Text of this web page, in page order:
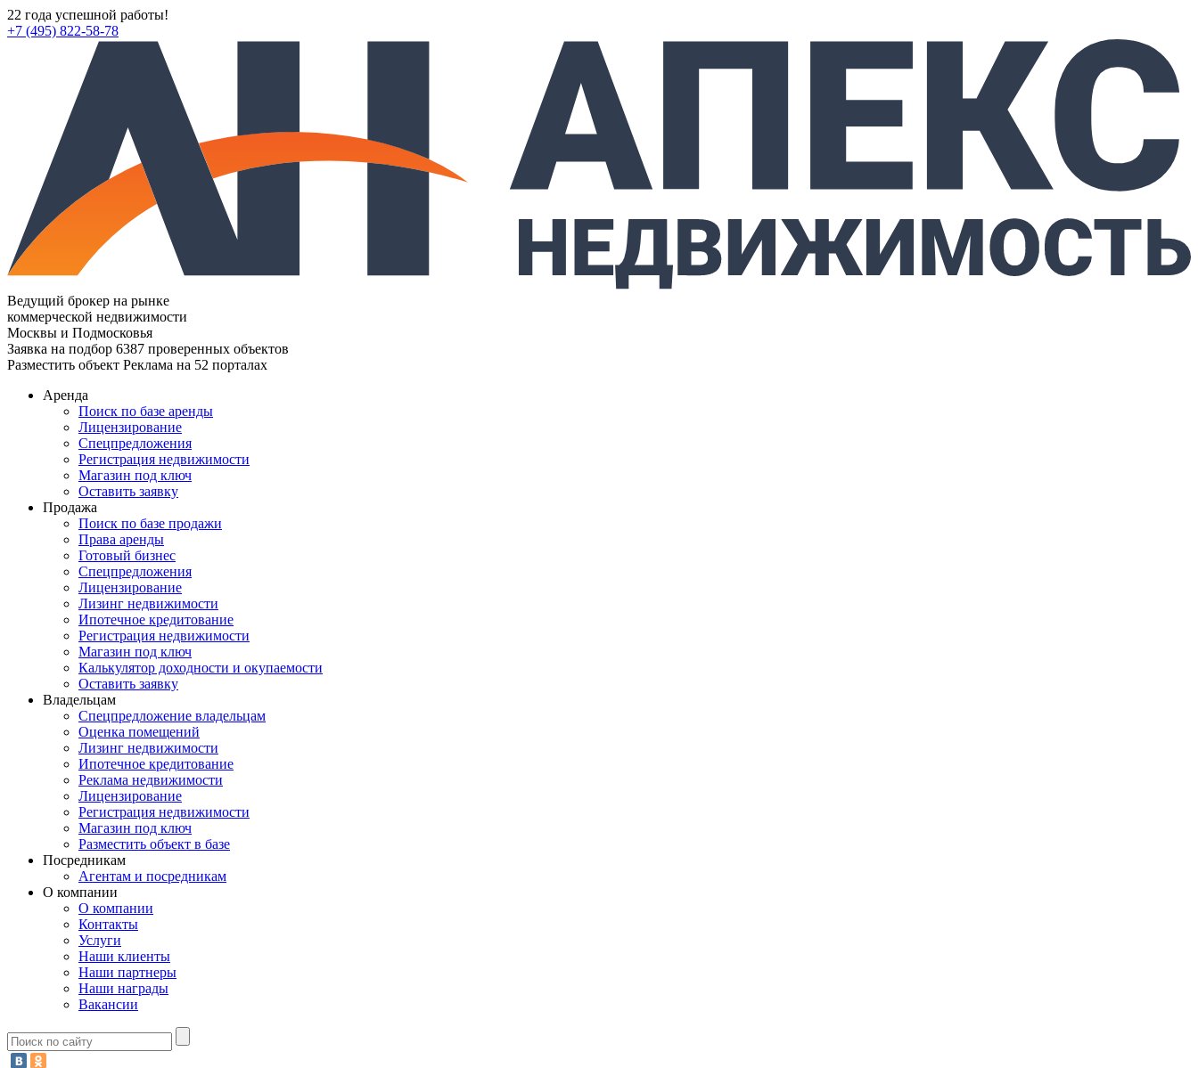
22 года успешной работы!
+7 (495) 822-58-78
Ведущий брокер на рынке
коммерческой недвижимости
Москвы и Подмосковья
Заявка на подбор 6387 проверенных объектов
Разместить объект Реклама на 52 порталах
Аренда
Поиск по базе аренды
Лицензирование
Спецпредложения
Регистрация недвижимости
Магазин под ключ
Оставить заявку
Продажа
Поиск по базе продажи
Права аренды
Готовый бизнес
Спецпредложения
Лицензирование
Лизинг недвижимости
Ипотечное кредитование
Регистрация недвижимости
Магазин под ключ
Калькулятор доходности и окупаемости
Оставить заявку
Владельцам
Спецпредложение владельцам
Оценка помещений
Лизинг недвижимости
Ипотечное кредитование
Реклама недвижимости
Лицензирование
Регистрация недвижимости
Магазин под ключ
Разместить объект в базе
Посредникам
Агентам и посредникам
О компании
О компании
Контакты
Услуги
Наши клиенты
Наши партнеры
Наши награды
Вакансии